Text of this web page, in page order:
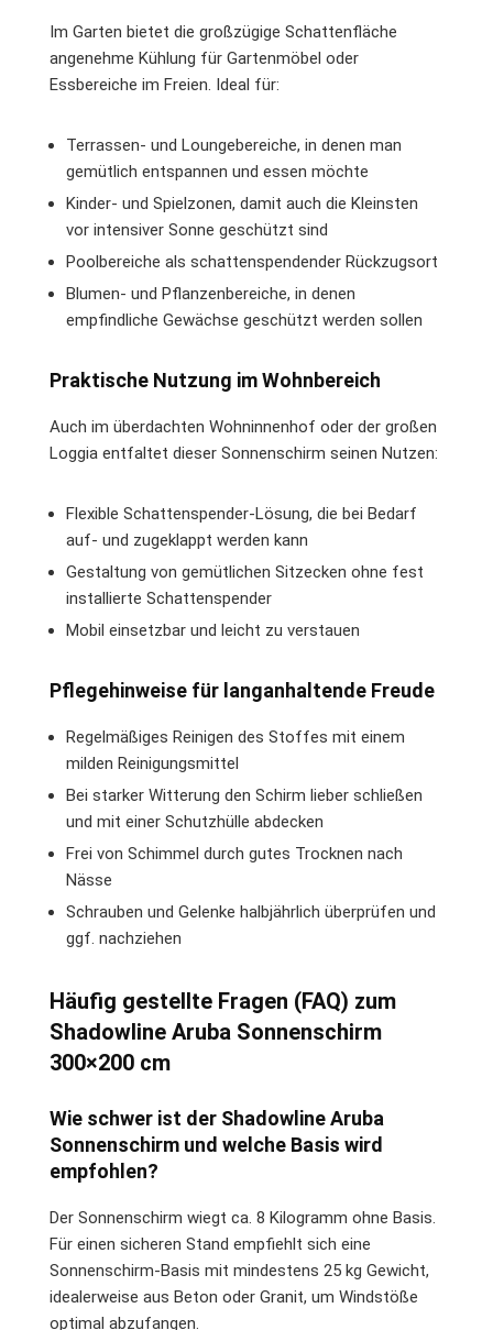
Im Garten bietet die großzügige Schattenfläche
angenehme Kühlung für Gartenmöbel oder
Essbereiche im Freien. Ideal für:
Terrassen- und Loungebereiche, in denen man
gemütlich entspannen und essen möchte
Kinder- und Spielzonen, damit auch die Kleinsten
vor intensiver Sonne geschützt sind
Poolbereiche als schattenspendender Rückzugsort
Blumen- und Pflanzenbereiche, in denen
empfindliche Gewächse geschützt werden sollen
Praktische Nutzung im Wohnbereich
Auch im überdachten Wohninnenhof oder der großen
Loggia entfaltet dieser Sonnenschirm seinen Nutzen:
Flexible Schattenspender-Lösung, die bei Bedarf
auf- und zugeklappt werden kann
Gestaltung von gemütlichen Sitzecken ohne fest
installierte Schattenspender
Mobil einsetzbar und leicht zu verstauen
Pflegehinweise für langanhaltende Freude
Regelmäßiges Reinigen des Stoffes mit einem
milden Reinigungsmittel
Bei starker Witterung den Schirm lieber schließen
und mit einer Schutzhülle abdecken
Frei von Schimmel durch gutes Trocknen nach
Nässe
Schrauben und Gelenke halbjährlich überprüfen und
ggf. nachziehen
Häufig gestellte Fragen (FAQ) zum
Shadowline Aruba Sonnenschirm
300×200 cm
Wie schwer ist der Shadowline Aruba
Sonnenschirm und welche Basis wird
empfohlen?
Der Sonnenschirm wiegt ca. 8 Kilogramm ohne Basis.
Für einen sicheren Stand empfiehlt sich eine
Sonnenschirm-Basis mit mindestens 25 kg Gewicht,
idealerweise aus Beton oder Granit, um Windstöße
optimal abzufangen.